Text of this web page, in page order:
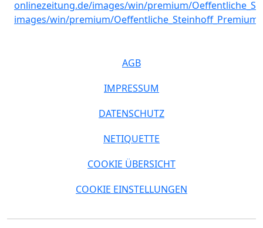
AGB
IMPRESSUM
DATENSCHUTZ
NETIQUETTE
COOKIE ÜBERSICHT
COOKIE EINSTELLUNGEN